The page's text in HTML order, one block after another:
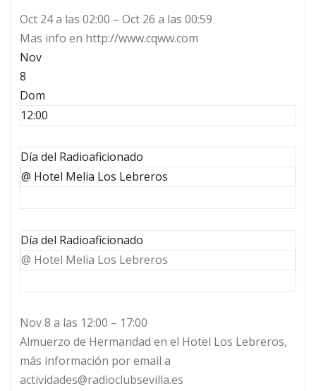
Oct 24 a las 02:00 – Oct 26 a las 00:59
Mas info en http://www.cqww.com
Nov
8
Dom
12:00
Día del Radioaficionado
@ Hotel Melia Los Lebreros
Día del Radioaficionado
@ Hotel Melia Los Lebreros
Nov 8 a las 12:00 – 17:00
Almuerzo de Hermandad en el Hotel Los Lebreros,
más información por email a
actividades@radioclubsevilla.es